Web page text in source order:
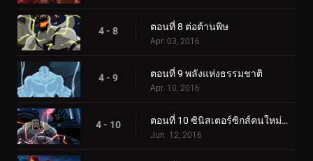
4 - 8 ตอนที่ 8 ต่อต้านพิษ
Apr. 03, 2016
4 - 9 ตอนที่ 9 พลังแห่งธรรมชาติ
Apr. 10, 2016
4 - 10 ตอนที่ 10 ซินิสเตอร์ซิกส์คนใหม่ (1)
Jun. 12, 2016